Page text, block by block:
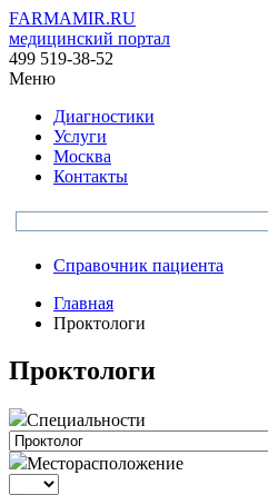
FARMAMIR.RU
медицинский портал
499 519-38-52
Меню
Диагностики
Услуги
Москва
Контакты
Справочник пациента
Главная
Проктологи
Проктологи
Специальности
Месторасположение